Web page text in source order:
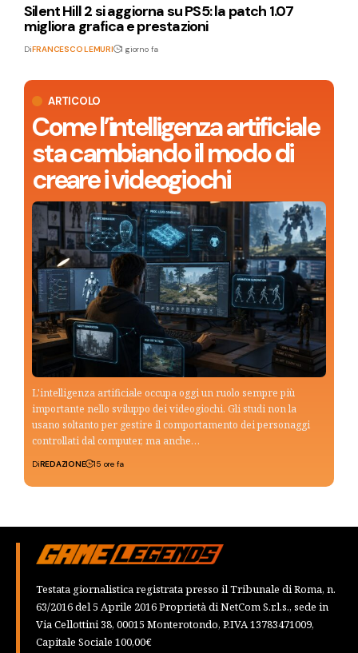
ARTICOLO
Come l’intelligenza artificiale
sta cambiando il modo di
creare i videogiochi
L'intelligenza artificiale occupa oggi un ruolo sempre più
importante nello sviluppo dei videogiochi. Gli studi non la
usano soltanto per gestire il comportamento dei personaggi
controllati dal computer, ma anche…
DiREDAZIONE 15 ore fa
Silent Hill 2 si aggiorna su PS5: la patch 1.07
migliora grafica e prestazioni
DiFRANCESCO LEMURI 1 giorno fa
Testata giornalistica registrata presso il Tribunale di Roma, n.
63/2016 del 5 Aprile 2016 Proprietà di NetCom S.r.l.s., sede in
Via Cellottini 38, 00015 Monterotondo, P.IVA 13783471009,
Capitale Sociale 100,00€